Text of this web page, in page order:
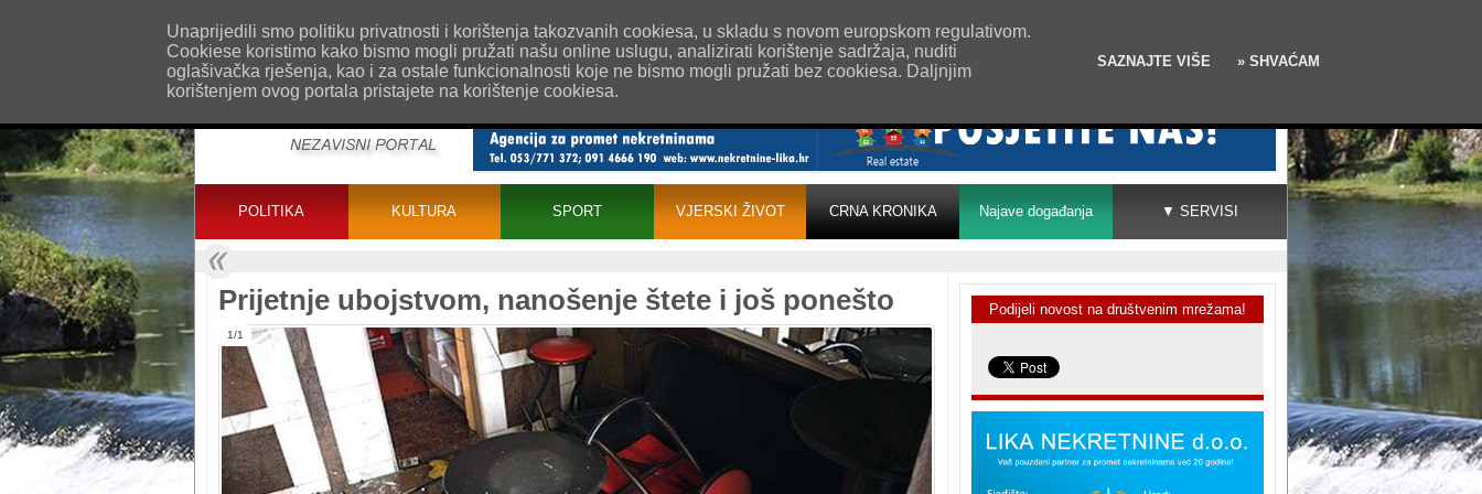
O nama Kontakt Oglašavanje Impresum Uvjeti korištenja Pošaljite nam vijest!
POLITIKA KULTURA SPORT VJERSKI ŽIVOT CRNA KRONIKA Najave događanja ▼ SERVISI
Prijetnje ubojstvom, nanošenje štete i još ponešto
1/1
Podijeli novost na društvenim mrežama!
Unaprijedili smo politiku privatnosti i korištenja takozvanih cookiesa, u skladu s novom europskom regulativom.
Cookiese koristimo kako bismo mogli pružati našu online uslugu, analizirati korištenje sadržaja, nuditi
oglašivačka rješenja, kao i za ostale funkcionalnosti koje ne bismo mogli pružati bez cookiesa. Daljnjim
korištenjem ovog portala pristajete na korištenje cookiesa.
SAZNAJTE VIŠE » SHVAĆAM